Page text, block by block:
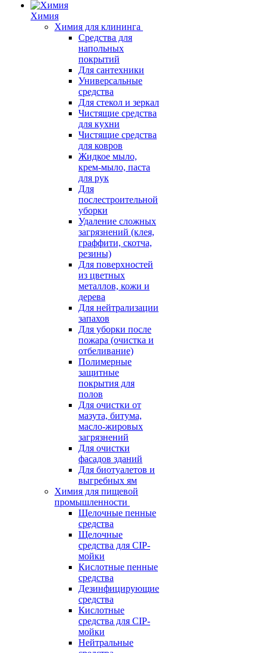
Химия
Химия для клининга
Средства для
напольных
покрытий
Для сантехники
Универсальные
средства
Для стекол и зеркал
Чистящие средства
для кухни
Чистящие средства
для ковров
Жидкое мыло,
крем-мыло, паста
для рук
Для
послестроительной
уборки
Удаление сложных
загрязнений (клея,
граффити, скотча,
резины)
Для поверхностей
из цветных
металлов, кожи и
дерева
Для нейтрализации
запахов
Для уборки после
пожара (очистка и
отбеливание)
Полимерные
защитные
покрытия для
полов
Для очистки от
мазута, битума,
масло-жировых
загрязнений
Для очистки
фасадов зданий
Для биотуалетов и
выгребных ям
Химия для пищевой
промышленности
Щелочные пенные
средства
Щелочные
средства для CIP-
мойки
Кислотные пенные
средства
Дезинфицирующие
средства
Кислотные
средства для CIP-
мойки
Нейтральные